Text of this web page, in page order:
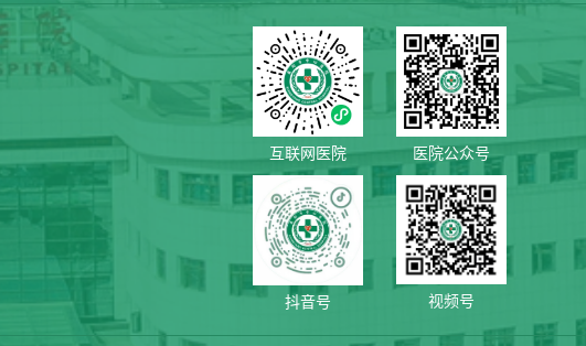
互联网医院 医院公众号
抖音号 视频号